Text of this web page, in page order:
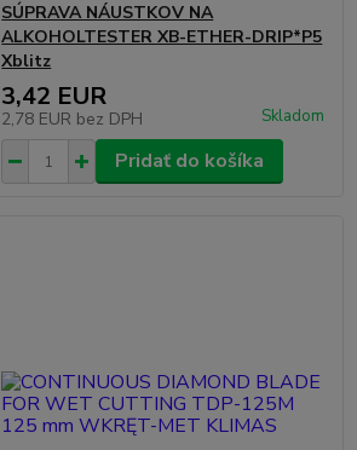
SÚPRAVA NÁUSTKOV NA
ALKOHOLTESTER XB-ETHER-DRIP*P5
Xblitz
3,42 EUR
2,78 EUR bez DPH Skladom
Pridať do košíka